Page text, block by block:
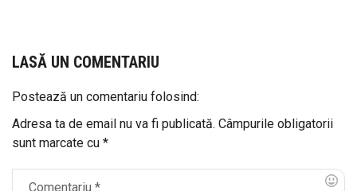
LASĂ UN COMENTARIU
Postează un comentariu folosind:
Adresa ta de email nu va fi publicată. Câmpurile obligatorii
sunt marcate cu *